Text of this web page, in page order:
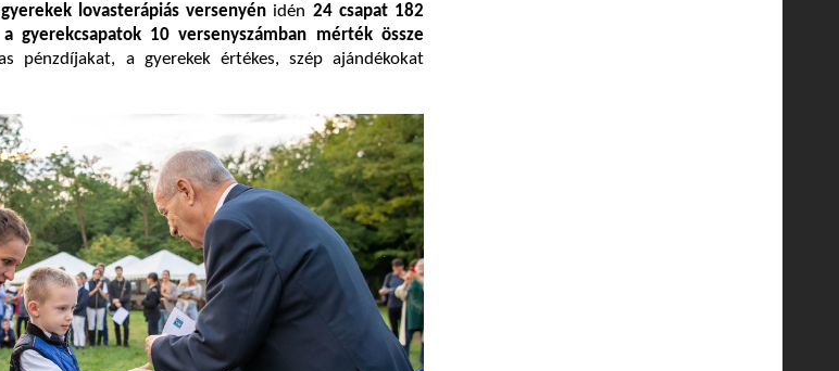
lovasterápiás versenyén idén 24 csapat 182
gyerekcsapatok 10 versenyszámban mérték össze
pénzdíjakat, a gyerekek értékes, szép ajándékokat